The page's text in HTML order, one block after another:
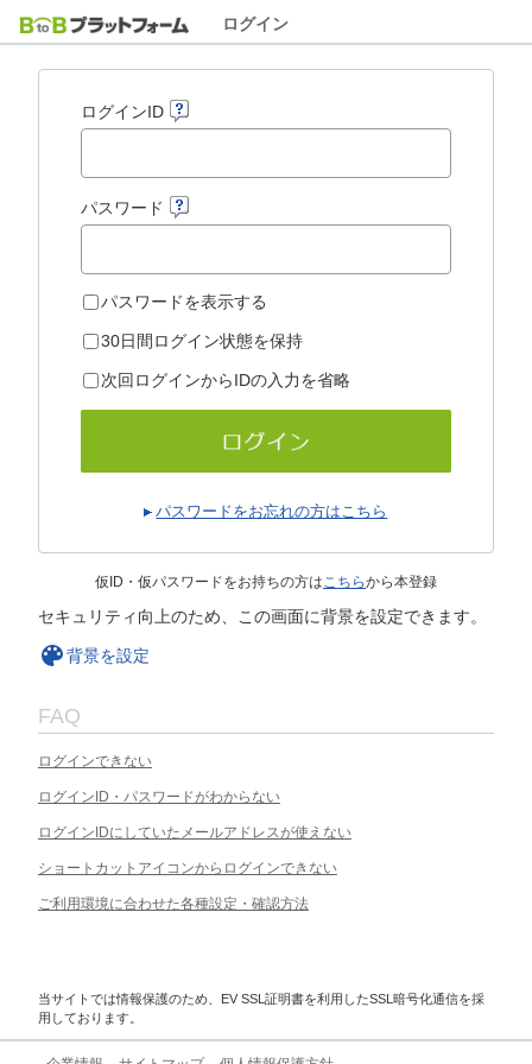
ログイン
ログインID
パスワード
パスワードを表示する
30日間ログイン状態を保持
次回ログインからIDの入力を省略
パスワードをお忘れの方はこちら
仮ID・仮パスワードをお持ちの方はこちらから本登録
セキュリティ向上のため、この画面に背景を設定できます。
背景を設定
FAQ
ログインできない
ログインID・パスワードがわからない
ログインIDにしていたメールアドレスが使えない
ショートカットアイコンからログインできない
ご利用環境に合わせた各種設定・確認方法
当サイトでは情報保護のため、EV SSL証明書を利用したSSL暗号化通信を採
用しております。